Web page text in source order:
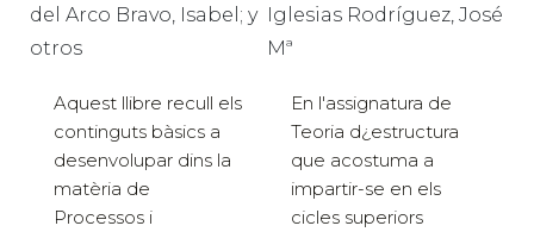
del Arco Bravo, Isabel; y
otros
Aquest llibre recull els
continguts bàsics a
desenvolupar dins la
matèria de
Processos i
Iglesias Rodríguez, José
Mª
En l'assignatura de
Teoria d¿estructura
que acostuma a
impartir-se en els
cicles superiors